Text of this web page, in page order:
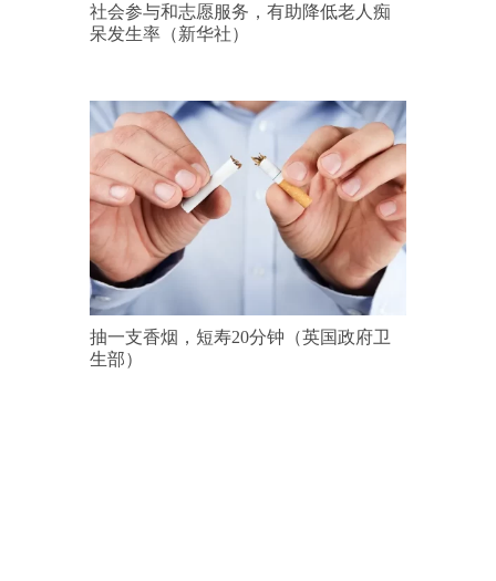
社会参与和志愿服务，有助降低老人痴
呆发生率（新华社）
抽一支香烟，短寿20分钟（英国政府卫
生部）